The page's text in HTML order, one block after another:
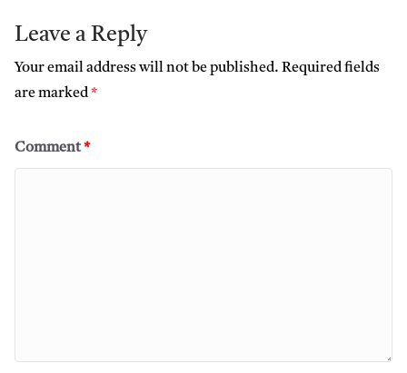
Leave a Reply
Your email address will not be published. Required fields
are marked*
Comment*